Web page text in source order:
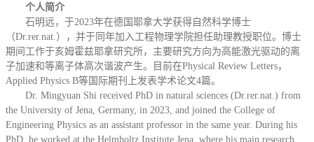
个人简介
石明远，于2023年在德国耶拿大学获得自然科学博士
（Dr.rer.nat.），并于同年加入工程物理学院担任助理教授职位。博士
期间工作于亥姆霍兹耶拿研究所，主要研究方向为高能激光驱动的离
子加速和等离子体高次谐波产生。目前在Physical Review Letters，
Applied Physics B等国际期刊上发表学术论文4篇。
Dr. Mingyuan Shi received PhD in natural sciences (Dr.rer.nat.) from
the University of Jena, Germany, in 2023, and joined the College of
Engineering Physics as an assistant professor in the same year. During his
PhD, he worked at the Helmholtz Institute Jena, where his main research